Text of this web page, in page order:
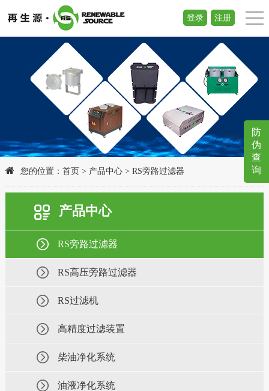
登录 注册
您的位置： 首页 > 产品中心> RS旁路过滤器
产品中心
RS旁路过滤器
RS高压旁路过滤器
RS过滤机
高精度过滤装置
柴油净化系统
油液净化系统
防
伪
查
询